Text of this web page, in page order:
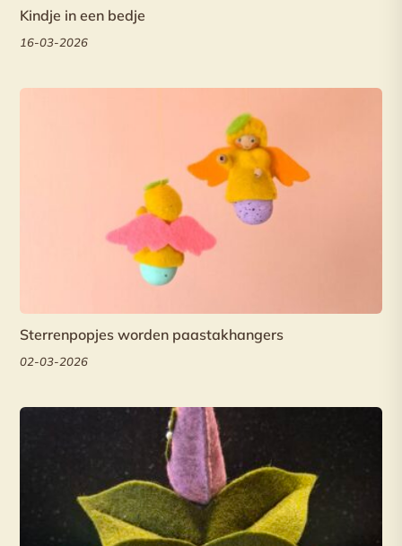
Kindje in een bedje
16-03-2026
Sterrenpopjes worden paastakhangers
02-03-2026